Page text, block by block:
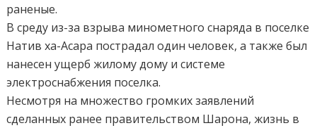
раненые.
В среду из-за взрыва минометного снаряда в поселке
Натив ха-Асара пострадал один человек, а также был
нанесен ущерб жилому дому и системе
электроснабжения поселка.
Несмотря на множество громких заявлений
сделанных ранее правительством Шарона, жизнь в